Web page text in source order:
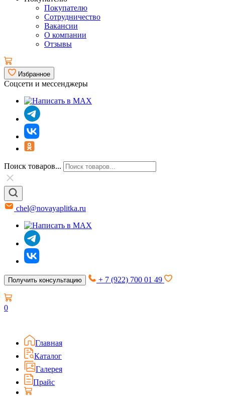
Покупателю
Сотрудничество
Вакансии
О компании
Отзывы
Избранное
Соцсети и мессенджеры
Поиск товаров...
chel@novayaplitka.ru
Получить консультацию + 7 (922) 700 01 49
0
Главная
Каталог
Галерея
Прайс